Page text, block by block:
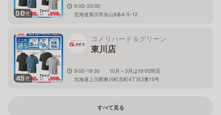
50枚
9:00-20:00
北海道旭川市永山8条4-5-12
45枚
コメリハード＆グリーン
東川店
9:00-19:30 10月～3月は19:00閉店
北海道上川郡東川町北町4丁目2番15号
すべて見る